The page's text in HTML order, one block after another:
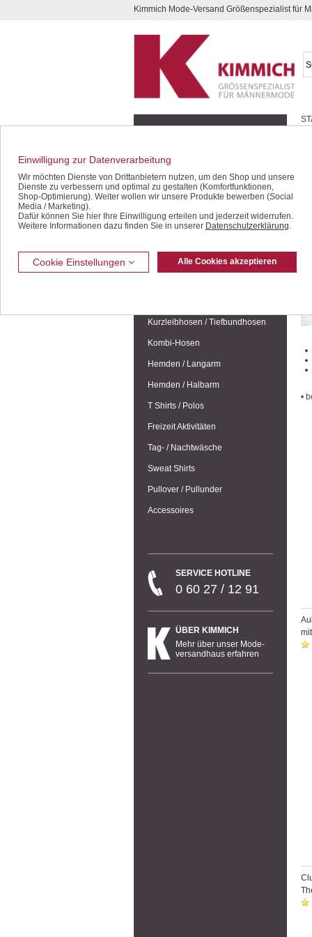
Kompletten Head der Seite überspringenKimmich Mode-Versand Größenspezialist für
Schnäppchen / SALE
Jacken / Blousons
Sakkos / Janker
Anzüge / Baukasten
Jeans / Denim
Kurzleibhosen / Tiefbundhosen
Kombi-Hosen
Hemden / Langarm
Hemden / Halbarm
T Shirts / Polos
Freizeit Aktivitäten
Tag- / Nachtwäsche
Sweat Shirts
Pullover / Pullunder
Accessoires
SERVICE HOTLINE
0 60 27 / 12 91
ÜBER KIMMICH
Mehr über unser Mode-
versandhaus erfahren
•
Einwilligung zur Datenverarbeitung
Wir möchten Dienste von Drittanbietern nutzen, um den Shop und unsere
Dienste zu verbessern und optimal zu gestalten (Komfortfunktionen,
Shop-Optimierung). Weiter wollen wir unsere Produkte bewerben (Social
Media / Marketing).
Dafür können Sie hier Ihre Einwilligung erteilen und jederzeit widerrufen.
Weitere Informationen dazu finden Sie in unserer Datenschutzerklärung.
Cookie Einstellungen Alle Cookies akzeptieren